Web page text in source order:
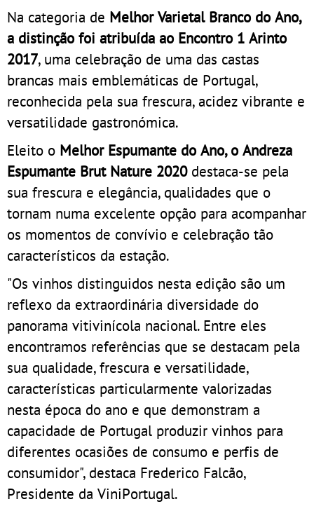
Na categoria de Melhor Varietal Branco do Ano,
a distinção foi atribuída ao Encontro 1 Arinto
2017, uma celebração de uma das castas
brancas mais emblemáticas de Portugal,
reconhecida pela sua frescura, acidez vibrante e
versatilidade gastronómica.
Eleito o Melhor Espumante do Ano, o Andreza
Espumante Brut Nature 2020destaca-se pela
sua frescura e elegância, qualidades que o
tornam numa excelente opção para acompanhar
os momentos de convívio e celebração tão
característicos da estação.
"Os vinhos distinguidos nesta edição são um
reflexo da extraordinária diversidade do
panorama vitivinícola nacional. Entre eles
encontramos referências que se destacam pela
sua qualidade, frescura e versatilidade,
características particularmente valorizadas
nesta época do ano e que demonstram a
capacidade de Portugal produzir vinhos para
diferentes ocasiões de consumo e perfis de
consumidor", destaca Frederico Falcão,
Presidente da ViniPortugal.